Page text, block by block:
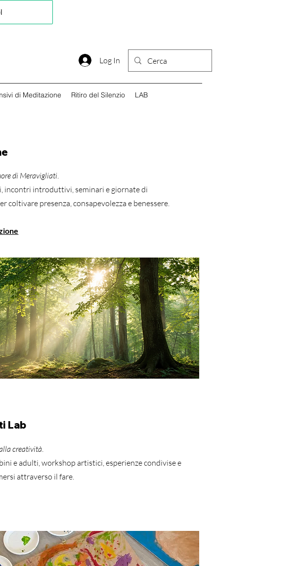
Log In
di Meditazione Ritiro del Silenzio LAB
di Meravigliati.
incontri introduttivi, seminari e giornate di
coltivare presenza, consapevolezza e benessere.
Lab
creatività.
e adulti, workshop artistici, esperienze condivise e
attraverso il fare.